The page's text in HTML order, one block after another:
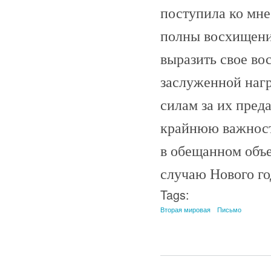
поступила ко
полны
выразить свое
заслуженной
силам за их
крайнюю
в обещанном
случаю Нового
Tags:
Вторая мировая Письмо